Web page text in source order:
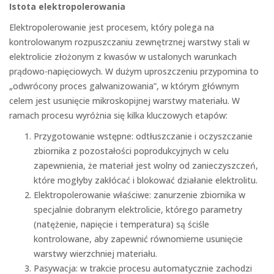
Istota elektropolerowania
Elektropolerowanie jest procesem, który polega na
kontrolowanym rozpuszczaniu zewnętrznej warstwy stali w
elektrolicie złożonym z kwasów w ustalonych warunkach
prądowo-napięciowych. W dużym uproszczeniu przypomina to
„odwrócony proces galwanizowania”, w którym głównym
celem jest usunięcie mikroskopijnej warstwy materiału. W
ramach procesu wyróżnia się kilka kluczowych etapów:
Przygotowanie wstępne: odtłuszczanie i oczyszczanie
zbiornika z pozostałości poprodukcyjnych w celu
zapewnienia, że materiał jest wolny od zanieczyszczeń,
które mogłyby zakłócać i blokować działanie elektrolitu.
Elektropolerowanie właściwe: zanurzenie zbiornika w
specjalnie dobranym elektrolicie, którego parametry
(natężenie, napięcie i temperatura) są ściśle
kontrolowane, aby zapewnić równomierne usunięcie
warstwy wierzchniej materiału.
Pasywacja: w trakcie procesu automatycznie zachodzi